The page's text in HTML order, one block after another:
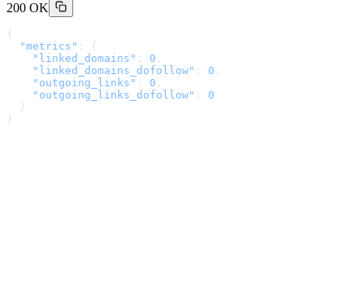
200 OK
{
  "metrics"
: {
    "linked_domains"
: 0 ,
    "linked_domains_dofollow"
: 0 ,
    "outgoing_links"
: 0 ,
    "outgoing_links_dofollow"
: 0
  }
}